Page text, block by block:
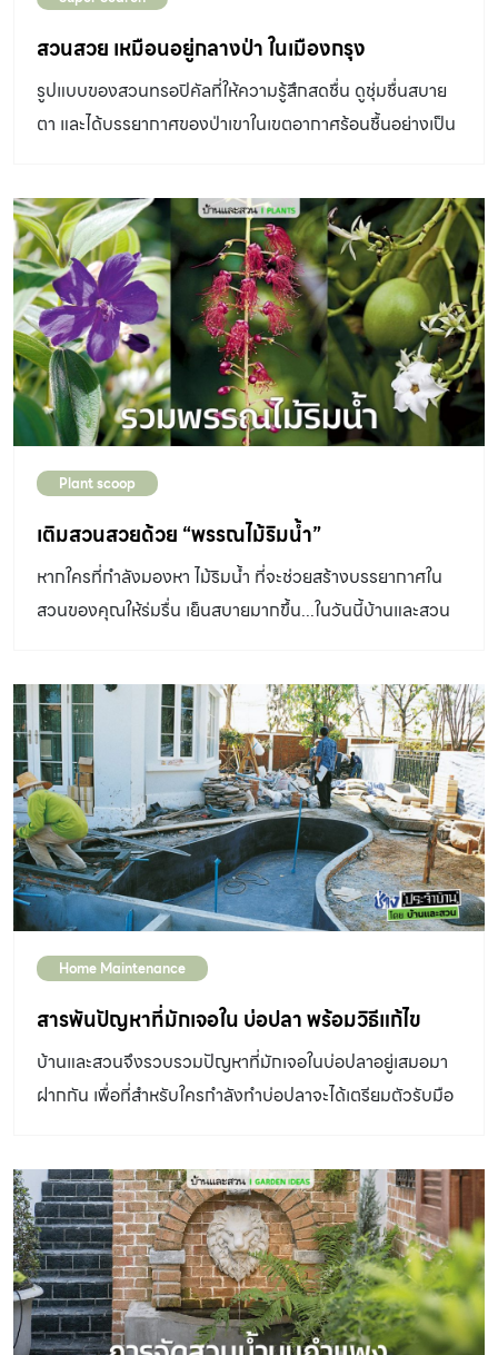
ประกวดการจัดสวนจากนักออกแบบชาวออสเตรเลียหลาย
ท่าน รวมทั้งร้านจำหน่ายต้นไม้และอุปกรณ์ต่างๆ ภายใต้คอน
เซ็ปต์งานที่น่าสนใจอย่าง “Discover an Inner City Oasis”
อ่านต่อหน้า 2
สวนสวย เหมือนอยู่กลางป่า ในเมืองกรุง
รูปแบบของสวนทรอปิคัลที่ให้ความรู้สึกสดชื่น ดูชุ่มชื่นสบาย
ตา และได้บรรยากาศของป่าเขาในเขตอากาศร้อนชื้นอย่างเป็น
สวนสวยแห่งนี้ มีลักษณะของพรรณไม้และการปลูกเลี้ยงที่
ดูแลง่าย เจริญเติบโตเร็ว เหมาะกับสภาพอากาศของบ้านเรา
เป็นอย่างดี จึงเป็นเหตุผลให้ครอบครัวของ คุณฮับเซาะห์ –
นภาพร สาดและ และ คุณสุรชัย – คุณทัศนัย มะแก้ว ทั้งสาม
คนพี่น้องเลือกจัดสวนสวยสไตล์นี้ คุณฮับเซาะห์น้องสาว
คนกลางของบ้านเล่าถึงที่มาของสวนแห่งนี้ให้ฟังว่า
“ครอบครัวเราเป็นครอบครัวใหญ่ มีบ้านพักอาศัยของเราสาม
คนพี่น้องปลูกติดกันสามหลังอยู่ในบริเวณรั้วเดียวกัน ซึ่งอยู่
สวนมะม่วง ตอนเข้าอยู่ก็ต่อเติมเรื่อยมา จนรอบบ้านกลายเป็น
พื้นที่สวนสำหรับพักผ่อนของครอบครัว แต่หนึ่งปีที่ผ่านมามี
เหตุให้ต้องจัดสวนกันใหม่ เนื่องจากการก่อสร้างขยายคลอง
ข้างบ้านกระทบถึงสวนโดยตรง จึงต้องรื้อและปรับเปลี่ยน
ขนาดสวนให้เล็กลง ตอนนั้นรู้สึกเสียดายมากค่ะ เพราะสวนที่
กันอีกครั้ง” คุณฮับเซาะห์อาศัยจากสิ่งที่เรียนรู้ด้วยตัวเอง
ร่างแบบบนกระดาษคร่าวๆกำหนดฟังก์ชันใช้งาน ทำแนวทาง
เดินบนพื้นสวนโดยปูแผ่นหินธรรมชาติ ไม้หมอนรถไฟ และ
สร้างสะพานไม้ขนาดเล็กข้ามลำธารไปยังส่วนต่างๆ ของสวนที่
มีพื้นที่ขนาบข้างอยู่รอบบ้าน จากนั้นทำมุมนั่งเล่นจากท่อนไม้
เก่า ตั้งวางชิงช้าไม้จริงและมีชุดม้านั่งโต๊ะหินรูปฟอร์มอิสระให้
สามารถนั่งเล่นพักผ่อนกันได้ทุกจุด อีกทั้งมีน้ำตก ลำธาร
ขนาดเล็กไหลผ่าน สร้างเสียงและความชุ่มชื้น รวมถึงเคลื่อน
ย้ายศาลาน็อกดาวน์จากบริเวณสวนด้านข้างไปตั้งไว้ด้านหน้า
มาสร้างงานฮาร์ดสเคป ลงต้นไม้ใหญ่ และวางก้อนหิน
ธรรมชาติที่มีน้ำหนักมากตามแบบที่เจ้าของสวนได้ออกแบบไว้
อ่านต่อหน้า2
Plant scoop
เติมสวนสวยด้วย “พรรณไม้ริมน้ำ”
หากใครที่กำลังมองหา ไม้ริมน้ำ ที่จะช่วยสร้างบรรยากาศใน
สวนของคุณให้ร่มรื่น เย็นสบายมากขึ้น...ในวันนี้บ้านและสวน
รับประทานได้ อีกทั้งรากเหล่านี้ยังช่วยลดการกัดเซาะของดิน
ได้อีกด้วย
Home Maintenance
สารพันปัญหาที่มักเจอใน บ่อปลา พร้อมวิธีแก้ไข
บ้านและสวนจึงรวบรวมปัญหาที่มักเจอในบ่อปลาอยู่เสมอมา
ฝากกัน เพื่อที่สำหรับใครกำลังทำบ่อปลาจะได้เตรียมตัวรับมือ